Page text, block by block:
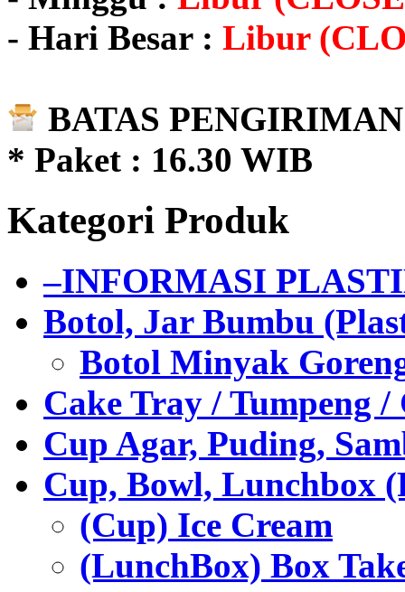
- Hari Besar : Libur
BATAS
* Paket : 16.30 WIB
Kategori Produk
–INFORMASI
Botol, Jar Bumbu
Botol Minyak
Cake Tray / Tumpeng /
Cup Agar, Puding,
Cup, Bowl, Lunchbox
(Cup) Ice Cream
(LunchBox) Box